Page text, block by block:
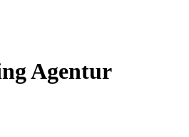
Agentur